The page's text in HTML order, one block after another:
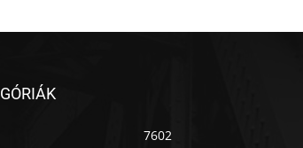
7602